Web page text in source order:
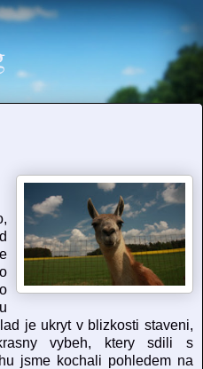
je ukryt v blizkosti staveni,
vybeh, ktery sdili s
jsme kochali pohledem na